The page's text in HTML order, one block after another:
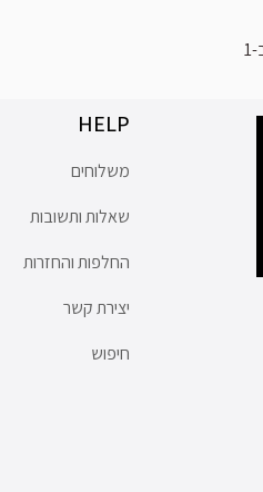
HELP
משלוחים
שאלות ותשובות
החלפות והחזרות
יצירת קשר
חיפוש